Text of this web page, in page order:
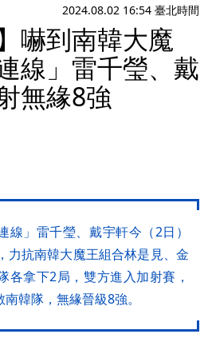
2024.08.02 16:54 臺北時間
嚇到南韓大魔
線」雷千瑩、戴
無緣8強
線」雷千瑩、戴宇軒今（2日）
力抗南韓大魔王組合林是見、金
各拿下2局，雙方進入加射賽，
韓隊，無緣晉級8強。